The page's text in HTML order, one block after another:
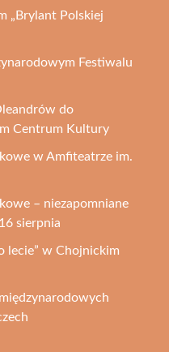
„Brylant Polskiej
Festiwalu
do
Centrum Kultury
w Amfiteatrze im.
– niezapomniane
sierpnia
lecie” w Chojnickim